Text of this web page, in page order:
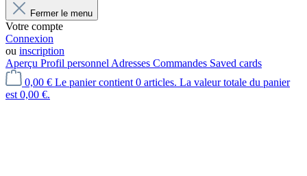
Fermer le menu
Votre compte
Connexion
ou inscription
Aperçu Profil personnel Adresses Commandes Saved cards
0,00 € Le panier contient 0 articles. La valeur totale du panier
est 0,00 €.